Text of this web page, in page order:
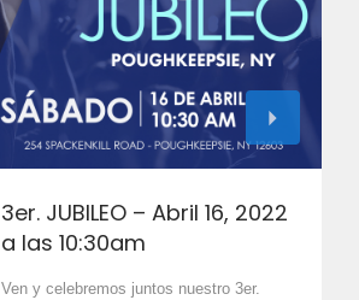
3er. JUBILEO – Abril 16, 2022
a las 10:30am
Ven y celebremos juntos nuestro 3er.